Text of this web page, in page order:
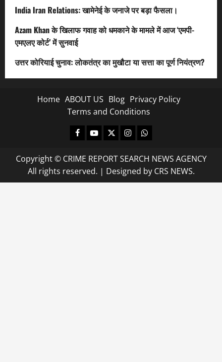
India Iran Relations: खामेनेई के जनाजे पर बड़ा फैसला।
Azam Khan के खिलाफ गवाह को धमकाने के मामले में आज ‘एमपी-
एमएलए कोर्ट’ में सुनवाई
उत्तर कोरियाई चुनाव: लोकतंत्र का मुखौटा या सत्ता का पूर्ण नियंत्रण?
Home ABOUT US Blog Privacy Policy
Terms and Conditions
Facebook
Youtube
X InstagramWhatsapp
Copyright © CRIME REPORT SEARCH NEWS AGENCY
All rights reserved. | Designed by CRS NEWS.